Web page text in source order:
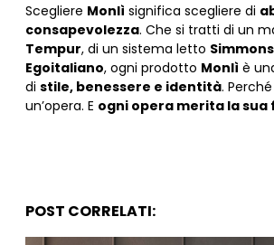
Scegliere Monlì significa scegliere di
consapevolezza. Che si tratti di un
Tempur, di un sistema letto Simmons
Egoitaliano, ogni prodotto Monlì è
di stile, benessere e identità.
un’opera. E ogni opera merita la sua
POST CORRELATI: